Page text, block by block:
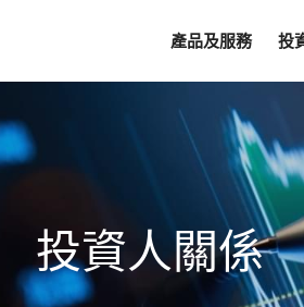
產品及服務 投
投資人關係